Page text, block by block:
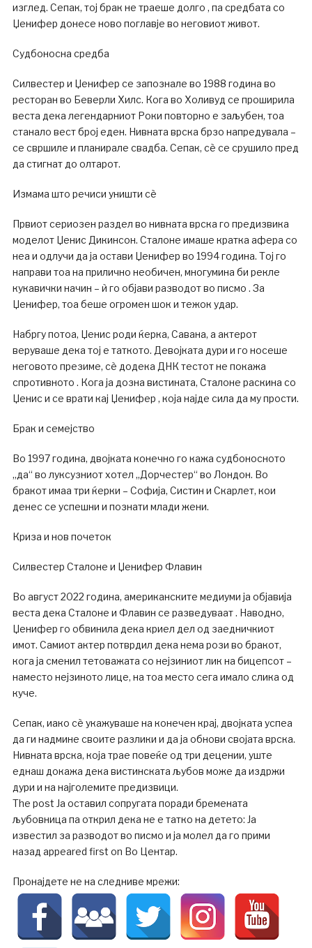
изглед. Сепак, тој брак не траеше долго , па средбата со
Џенифер донесе ново поглавје во неговиот живот.
Судбоносна средба
Силвестер и Џенифер се запознале во 1988 година во
ресторан во Беверли Хилс. Кога во Холивуд се проширила
веста дека легендарниот Роки повторно е заљубен, тоа
станало вест број еден. Нивната врска брзо напредувала –
се свршиле и планирале свадба. Сепак, сè се срушило пред
да стигнат до олтарот.
Измама што речиси уништи сè
Првиот сериозен раздел во нивната врска го предизвика
моделот Џенис Дикинсон. Сталоне имаше кратка афера со
неа и одлучи да ја остави Џенифер во 1994 година. Тој го
направи тоа на прилично необичен, многумина би рекле
кукавички начин – ѝ го објави разводот во писмо . За
Џенифер, тоа беше огромен шок и тежок удар.
Набргу потоа, Џенис роди ќерка, Савана, а актерот
веруваше дека тој е таткото. Девојката дури и го носеше
неговото презиме, сè додека ДНК тестот не покажа
спротивното . Кога ја дозна вистината, Сталоне раскина со
Џенис и се врати кај Џенифер , која најде сила да му прости.
Брак и семејство
Во 1997 година, двојката конечно го кажа судбоносното
„да“ во луксузниот хотел „Дорчестер“ во Лондон. Во
бракот имаа три ќерки – Софија, Систин и Скарлет, кои
денес се успешни и познати млади жени.
Криза и нов почеток
Силвестер Сталоне и Џенифер Флавин
Во август 2022 година, американските медиуми ја објавија
веста дека Сталоне и Флавин се разведуваат . Наводно,
Џенифер го обвинила дека криел дел од заедничкиот
имот. Самиот актер потврдил дека нема рози во бракот,
кога ја сменил тетоважата со нејзиниот лик на бицепсот –
наместо нејзиното лице, на тоа место сега имало слика од
куче.
Сепак, иако сè укажуваше на конечен крај, двојката успеа
да ги надмине своите разлики и да ја обнови својата врска.
Нивната врска, која трае повеќе од три децении, уште
еднаш докажа дека вистинската љубов може да издржи
дури и на најголемите предизвици.
The post Ја оставил сопругата поради бремената
љубовница па открил дека не е татко на детето: Ја
известил за разводот во писмо и ја молел да го прими
назад appeared first on Во Центар.
Пронајдете не на следниве мрежи: